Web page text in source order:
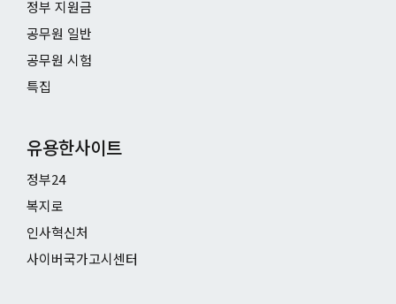
정부 지원금
공무원 일반
공무원 시험
특집
유용한사이트
정부24
복지로
인사혁신처
사이버국가고시센터